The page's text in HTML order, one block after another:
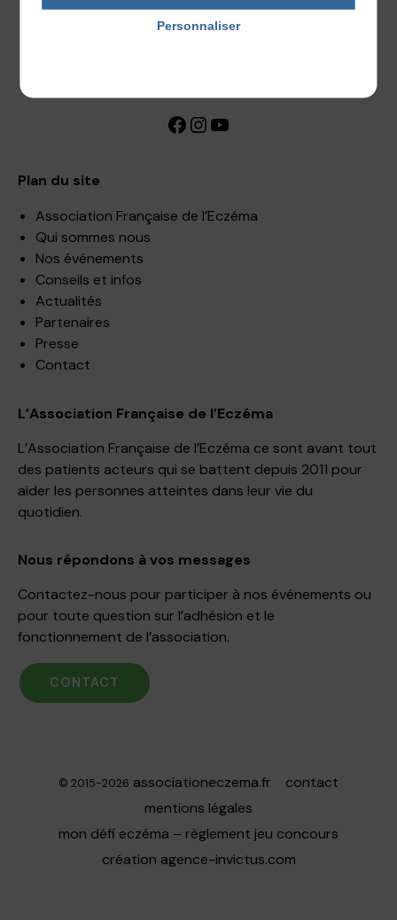
Facebook InstagramYouTube
Plan du site
Association Française de l’Eczéma
Qui sommes nous
Nos événements
Conseils et infos
Actualités
Partenaires
Presse
Contact
L’Association Française de l’Eczéma
L’Association Française de l’Eczéma ce sont avant tout
des patients acteurs qui se battent depuis 2011 pour
aider les personnes atteintes dans leur vie du
quotidien.
Nous répondons à vos messages
Contactez-nous pour participer à nos événements ou
pour toute question sur l’adhésion et le
fonctionnement de l’association.
CONTACT
© 2015-2026 associationeczema.fr
contact
mentions légales
mon défi eczéma – règlement jeu concours
création agence-invictus.com
Personnaliser